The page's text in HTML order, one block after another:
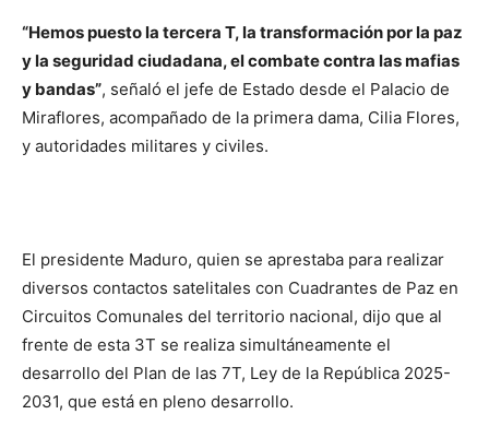
“Hemos puesto la tercera T, la transformación por la paz
y la seguridad ciudadana, el combate contra las mafias
y bandas”, señaló el jefe de Estado desde el Palacio de
Miraflores, acompañado de la primera dama, Cilia Flores,
y autoridades militares y civiles.
El presidente Maduro, quien se aprestaba para realizar
diversos contactos satelitales con Cuadrantes de Paz en
Circuitos Comunales del territorio nacional, dijo que al
frente de esta 3T se realiza simultáneamente el
desarrollo del Plan de las 7T, Ley de la República 2025-
2031, que está en pleno desarrollo.